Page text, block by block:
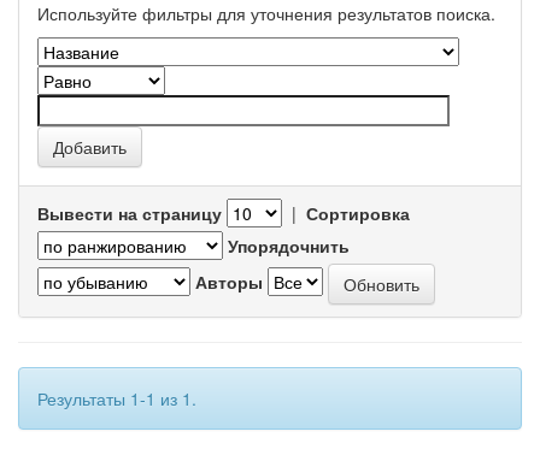
Используйте фильтры для уточнения результатов поиска.
Вывести на страницу | Сортировка
Упорядочнить
Авторы
Результаты 1-1 из 1.